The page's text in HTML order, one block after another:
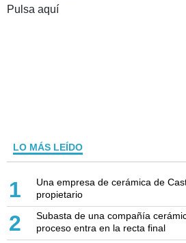
Pulsa aquí
LO MÁS LEÍDO
1
Una empresa de cerámica de
propietario
2
Subasta de una compañía
proceso entra en la recta final